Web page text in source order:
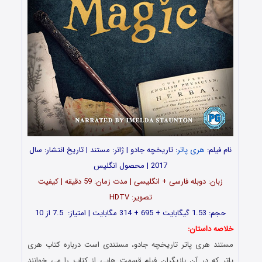
نام فیلم: هری پاتر: تاریخچه جادو | ژانر: مستند | تاریخ انتشار: سال
2017 | محصول انگلیس
زبان: دوبله فارسی + انگلیسی | مدت زمان: 59 دقیقه | کیفیت
تصویر: HDTV
حجم: 1.53 گیگابایت + 695 + 314 مگابایت | امتیاز: 7.5 از 10
خلاصه داستان:
مستند هری پاتر تاریخچه جادو، مستندی است درباره کتاب هری